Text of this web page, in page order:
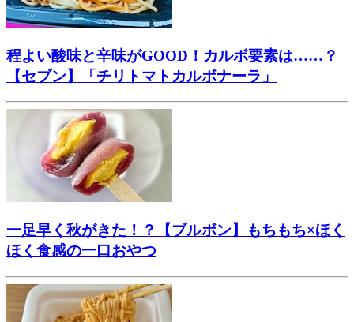
程よい酸味と辛味がGOOD！カルボ要素は……？
【セブン】「チリトマトカルボナーラ」
一足早く秋がきた！？【ブルボン】もちもち×ほく
ほく食感の一口おやつ